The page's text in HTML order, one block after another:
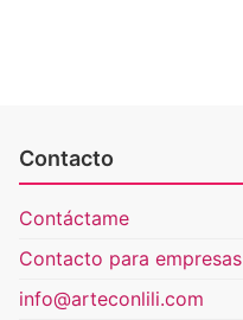
Contacto
Contáctame
Contacto para empresas
info@arteconlili.com